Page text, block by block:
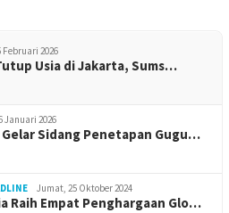
Februari 2026
Usia di Jakarta, Sums…
Januari 2026
Gelar Sidang Penetapan Gugu…
Jumat, 25 Oktober 2024
Raih Empat Penghargaan Glo…